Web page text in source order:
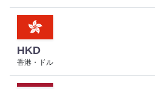
HKD
香港・ドル